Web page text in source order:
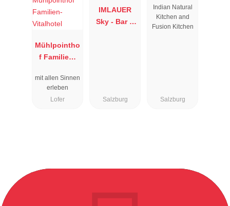
Mühlpointho
f Familien-
mit allen Sinnen
erleben
Lofer
IMLAUER
Sky - Bar &
Salzburg
Indian Natural
Kitchen and
Fusion Kitchen
Salzburg